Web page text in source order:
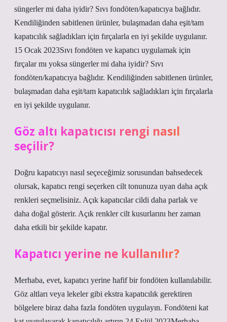
süngerler mi daha iyidir? Sıvı fondöten/kapatıcıya bağlıdır.
Kendiliğinden sabitlenen ürünler, bulaşmadan daha eşit/tam
kapatıcılık sağladıkları için fırçalarla en iyi şekilde uygulanır.
15 Ocak 2023Sıvı fondöten ve kapatıcı uygulamak için
fırçalar mı yoksa süngerler mi daha iyidir? Sıvı
fondöten/kapatıcıya bağlıdır. Kendiliğinden sabitlenen ürünler,
bulaşmadan daha eşit/tam kapatıcılık sağladıkları için fırçalarla
en iyi şekilde uygulanır.
Göz altı kapatıcısı rengi nasıl
seçilir?
Doğru kapatıcıyı nasıl seçeceğimiz sorusundan bahsedecek
olursak, kapatıcı rengi seçerken cilt tonunuza uyan daha açık
renkleri seçmelisiniz. Açık kapatıcılar cildi daha parlak ve
daha doğal gösterir. Açık renkler cilt kusurlarını her zaman
daha etkili bir şekilde kapatır.
Kapatıcı yerine ne kullanılır?
Merhaba, evet, kapatıcı yerine hafif bir fondöten kullanılabilir.
Göz altları veya lekeler gibi ekstra kapatıcılık gerektiren
bölgelere biraz daha fazla fondöten uygulayın. Fondöteni kat